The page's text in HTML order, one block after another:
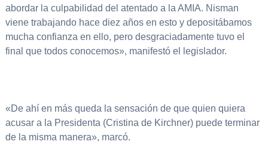
abordar la culpabilidad del atentado a la AMIA. Nisman
viene trabajando hace diez años en esto y depositábamos
mucha confianza en ello, pero desgraciadamente tuvo el
final que todos conocemos», manifestó el legislador.
«De ahí en más queda la sensación de que quien quiera
acusar a la Presidenta (Cristina de Kirchner) puede terminar
de la misma manera», marcó.